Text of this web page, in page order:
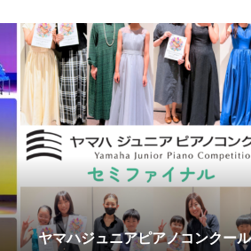
ヤマハジュニアピアノコンクー